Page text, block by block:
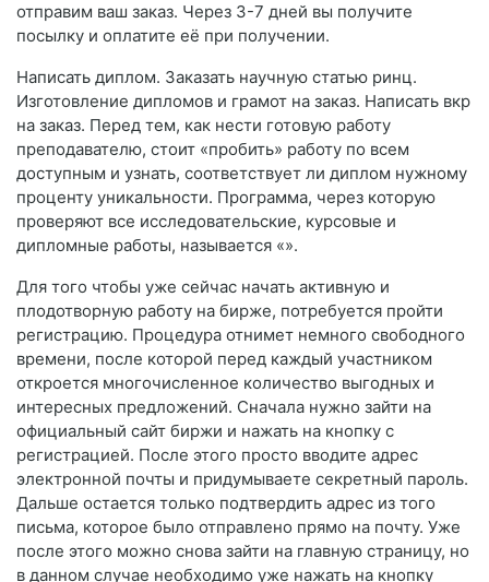
отправим ваш заказ. Через 3-7 дней вы получите
посылку и оплатите её при получении.
Написать диплом. Заказать научную статью ринц.
Изготовление дипломов и грамот на заказ. Написать вкр
на заказ. Перед тем, как нести готовую работу
преподавателю, стоит «пробить» работу по всем
доступным и узнать, соответствует ли диплом нужному
проценту уникальности. Программа, через которую
проверяют все исследовательские, курсовые и
дипломные работы, называется «».
Для того чтобы уже сейчас начать активную и
плодотворную работу на бирже, потребуется пройти
регистрацию. Процедура отнимет немного свободного
времени, после которой перед каждый участником
откроется многочисленное количество выгодных и
интересных предложений. Сначала нужно зайти на
официальный сайт биржи и нажать на кнопку с
регистрацией. После этого просто вводите адрес
электронной почты и придумываете секретный пароль.
Дальше остается только подтвердить адрес из того
письма, которое было отправлено прямо на почту. Уже
после этого можно снова зайти на главную страницу, но
в данном случае необходимо уже нажать на кнопку